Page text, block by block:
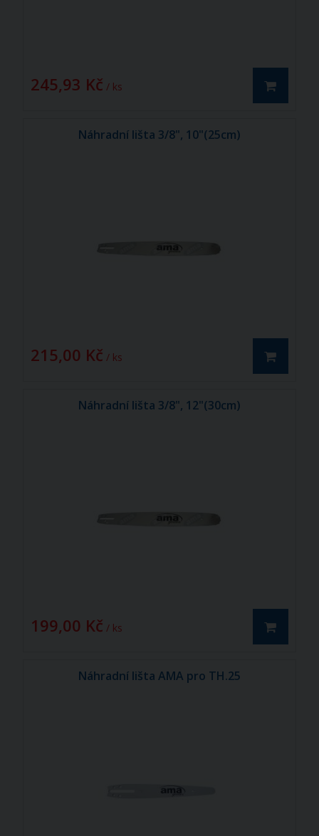
245,93 Kč / ks
Náhradní lišta 3/8", 10"(25cm)
215,00 Kč / ks
Náhradní lišta 3/8", 12"(30cm)
199,00 Kč / ks
Náhradní lišta AMA pro TH.25